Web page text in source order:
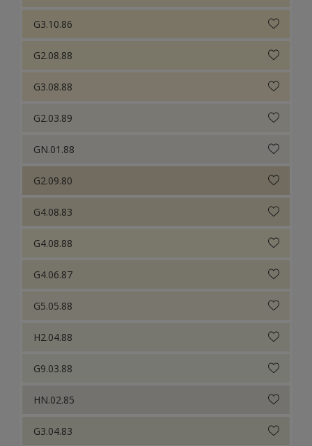
G3.10.86
G2.08.88
G3.08.88
G2.03.89
GN.01.88
G2.09.80
G4.08.83
G4.08.88
G4.06.87
G5.05.88
H2.04.88
G9.03.88
HN.02.85
G3.04.83